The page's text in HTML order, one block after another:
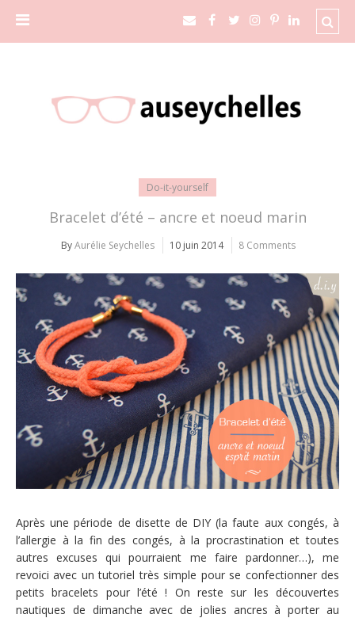
Do-it-yourself
Bracelet d’été – ancre et noeud marin
ByAurélie Seychelles 10 juin 2014 8 Comments
Après une période de disette de DIY (la faute aux congés, à
l’allergie à la fin des congés, à la procrastination et toutes
autres excuses qui pourraient me faire pardonner…), me
revoici avec un tutoriel très simple pour se confectionner des
petits bracelets pour l’été ! On reste sur les découvertes
nautiques de dimanche avec de jolies ancres à porter au